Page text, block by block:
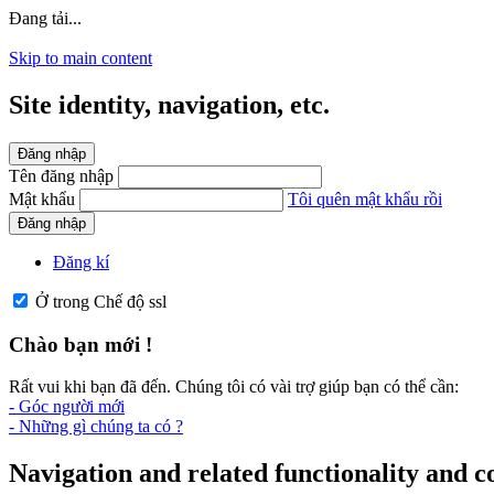
Đang tải...
Skip to main content
Site identity, navigation, etc.
Đăng nhập
Tên đăng nhập
Mật khẩu
Tôi quên mật khẩu rồi
Đăng nhập
Đăng kí
Ở trong Chế độ ssl
Chào bạn mới !
Rất vui khi bạn đã đến. Chúng tôi có vài trợ giúp bạn có thể cần:
- Góc người mới
- Những gì chúng ta có ?
Navigation and related functionality and